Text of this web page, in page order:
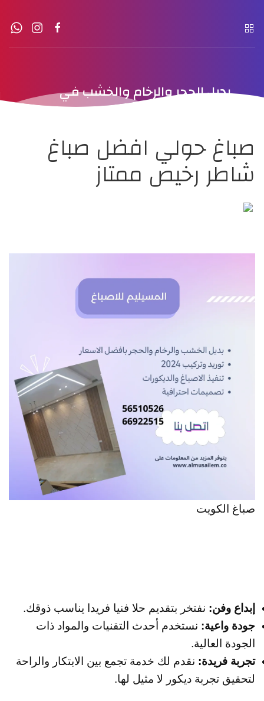
بديل الحجر والرخام والخشب في
صباغ حولي افضل صباغ
شاطر رخيص ممتاز
صباغ الكويت
إبداع وفن: نفتخر بتقديم حلا فنيا فريدا يناسب ذوقك.
جودة واعية: نستخدم أحدث التقنيات والمواد ذات
الجودة العالية.
تجربة فريدة: نقدم لك خدمة تجمع بين الابتكار والراحة
لتحقيق تجربة ديكور لا مثيل لها.